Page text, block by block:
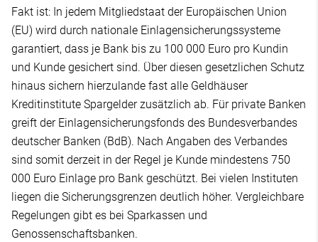
Fakt ist: In jedem Mitgliedstaat der Europäischen Union
(EU) wird durch nationale Einlagensicherungssysteme
garantiert, dass je Bank bis zu 100 000 Euro pro Kundin
und Kunde gesichert sind. Über diesen gesetzlichen Schutz
hinaus sichern hierzulande fast alle Geldhäuser
Kreditinstitute Spargelder zusätzlich ab. Für private Banken
greift der Einlagensicherungsfonds des Bundesverbandes
deutscher Banken (BdB). Nach Angaben des Verbandes
sind somit derzeit in der Regel je Kunde mindestens 750
000 Euro Einlage pro Bank geschützt. Bei vielen Instituten
liegen die Sicherungsgrenzen deutlich höher. Vergleichbare
Regelungen gibt es bei Sparkassen und
Genossenschaftsbanken.